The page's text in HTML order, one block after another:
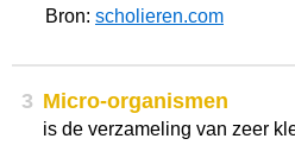
Bron: scholieren.com
3 Micro-organismen
is de verzameling van zeer